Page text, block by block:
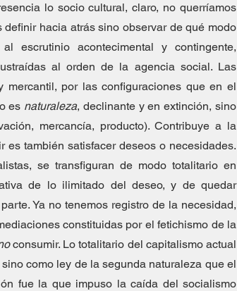
lo socio cultural, claro, no querríamos
hacia atrás sino observar de qué modo
escrutinio acontecimental y contingente,
al orden de la agencia social. Las
por las configuraciones que en el
es naturaleza, declinante y en extinción, sino
mercancía, producto). Contribuye a la
es también satisfacer deseos o necesidades.
se transfiguran de modo totalitario en
de lo ilimitado del deseo, y de quedar
Ya no tenemos registro de la necesidad,
constituidas por el fetichismo de la
consumir. Lo totalitario del capitalismo actual
como ley de la segunda naturaleza que el
fue la que impuso la caída del socialismo